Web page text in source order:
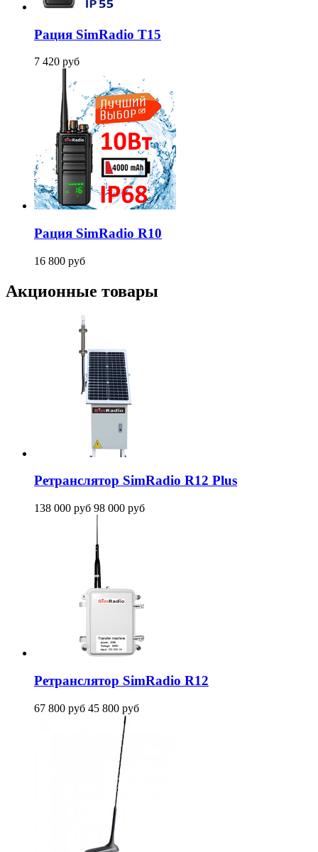
Рация SimRadio T15
7 420 руб
Рация SimRadio R10
16 800 руб
Акционные товары
Ретранслятор SimRadio R12 Plus
138 000 руб 98 000 руб
Ретранслятор SimRadio R12
67 800 руб 45 800 руб